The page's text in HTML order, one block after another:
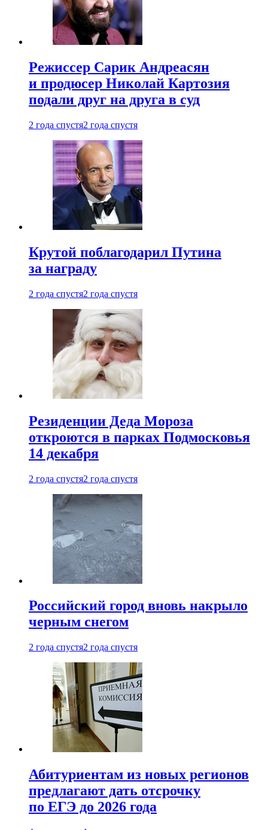
Режиссер Сарик Андреасян
и продюсер Николай Картозия
подали друг на друга в суд
2 года спустя2 года спустя
Крутой поблагодарил Путина
за награду
2 года спустя2 года спустя
Резиденции Деда Мороза
откроются в парках Подмосковья
14 декабря
2 года спустя2 года спустя
Российский город вновь накрыло
черным снегом
2 года спустя2 года спустя
Абитуриентам из новых регионов
предлагают дать отсрочку
по ЕГЭ до 2026 года